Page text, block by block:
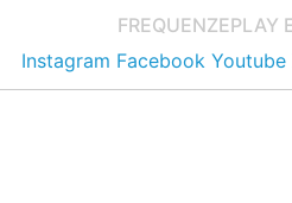
FREQUENZEPLAY
Instagram Facebook Youtube